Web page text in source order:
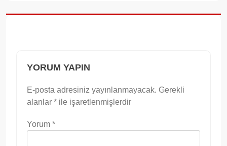
YORUM YAPIN
E-posta adresiniz yayınlanmayacak. Gerekli
alanlar * ile işaretlenmişlerdir
Yorum *